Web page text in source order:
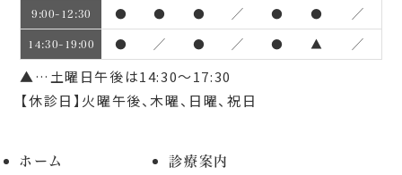
9:00~12:30 ● ● ● ／ ● ● ／
14:30~19:00 ● ／ ● ／ ● ▲ ／
▲…土曜日午後は14:30～17:30
【休診日】火曜午後、木曜、日曜、祝日
ホーム
診療案内